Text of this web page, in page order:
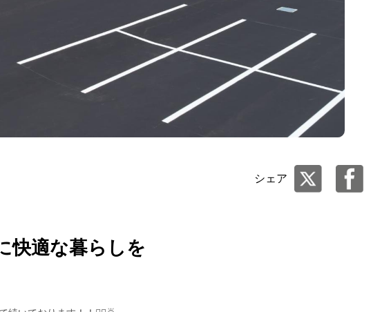
シェア
快適な暮らしを